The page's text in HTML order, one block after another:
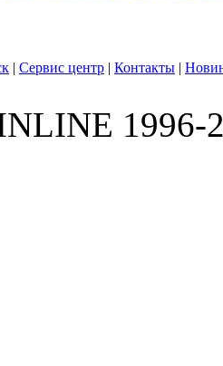
| Сервис центр | Контакты |
1996-